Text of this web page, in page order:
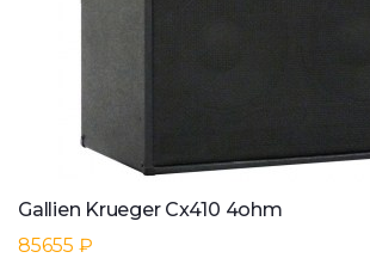
Gallien Krueger Cx410 4ohm
85655 ₽